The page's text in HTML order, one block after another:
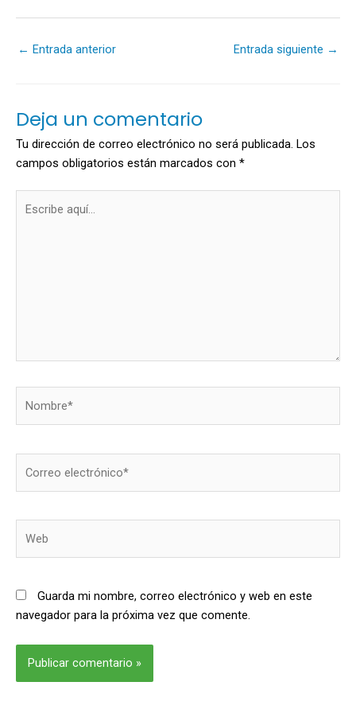
← Entrada anterior Entrada siguiente →
Deja un comentario
Tu dirección de correo electrónico no será publicada. Los
campos obligatorios están marcados con *
aquí...
electrónico*
Guarda mi nombre, correo electrónico y web en este
navegador para la próxima vez que comente.